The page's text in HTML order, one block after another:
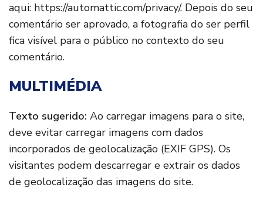
aqui: https://automattic.com/privacy/. Depois do seu
comentário ser aprovado, a fotografia do ser perfil
fica visível para o público no contexto do seu
comentário.
MULTIMÉDIA
Texto sugerido: Ao carregar imagens para o site,
deve evitar carregar imagens com dados
incorporados de geolocalização (EXIF GPS). Os
visitantes podem descarregar e extrair os dados
de geolocalização das imagens do site.